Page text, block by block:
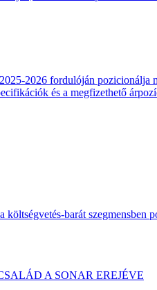
2026 fordulóján pozicionálja
és a megfizethető
barát szegmensben
A SONAR EREJÉVE